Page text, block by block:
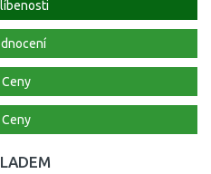
Ceny
Ceny